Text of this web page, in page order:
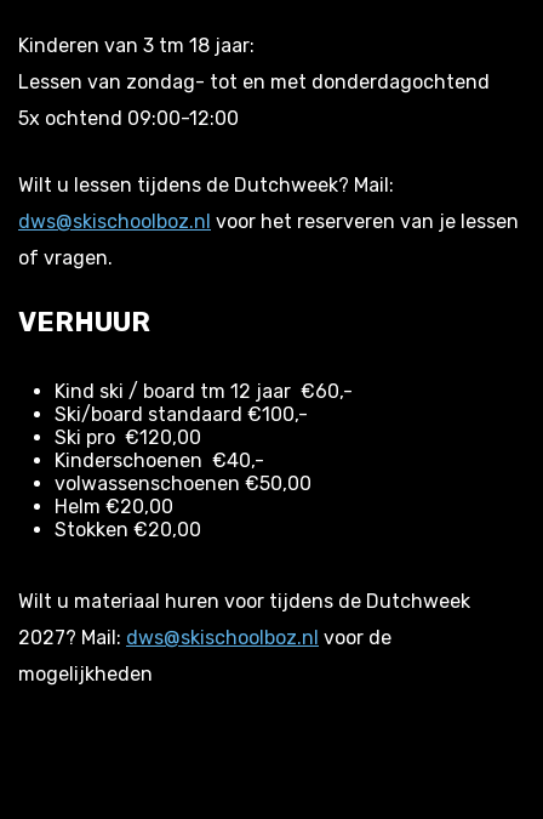
Kinderen van 3 tm 18 jaar:
Lessen van zondag- tot en met donderdagochtend
5x ochtend 09:00-12:00
Wilt u lessen tijdens de Dutchweek? Mail:
dws@skischoolboz.nl voor het reserveren van je lessen
of vragen.
VERHUUR
Kind ski / board tm 12 jaar €60,-
Ski/board standaard €100,-
Ski pro €120,00
Kinderschoenen €40,-
volwassenschoenen €50,00
Helm €20,00
Stokken €20,00
Wilt u materiaal huren voor tijdens de Dutchweek
2027? Mail: dws@skischoolboz.nl voor de
mogelijkheden